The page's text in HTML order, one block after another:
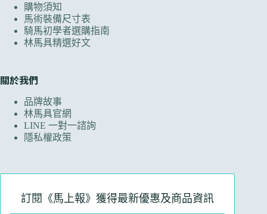
購物須知
馬術裝備尺寸表
騎馬初學者選購指南
林馬具精選好文
關於我們
品牌故事
林馬具官網
LINE 一對一諮詢
隱私權政策
訂閱《馬上報》獲得最新優惠及商品資訊